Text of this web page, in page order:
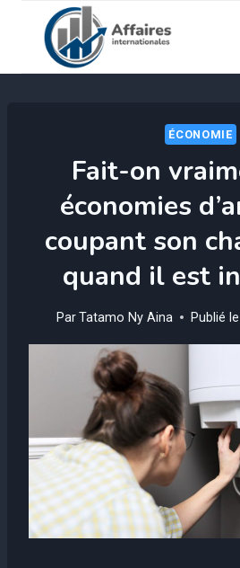
contenu
ÉCONOMIE
Fait-on
économies
coupant son
quand il est
ParTatamo Ny Aina Publié le